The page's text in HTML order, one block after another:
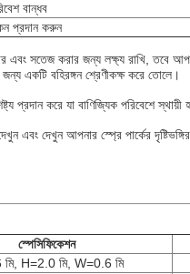
বান্ধব
প্রদান করুন
এবং সতেজ করার জন্য লক্ষ্য রাখি, তবে
একটি বহিরঙ্গন শ্রেণীকক্ষ করে তোলে।
প্রদান করে যা বাণিজ্যিক পরিবেশে
এবং দেখুন আপনার স্প্রে পার্কের
স্পেসিফিকেশন
H=2.0 মি, W=0.6 মি